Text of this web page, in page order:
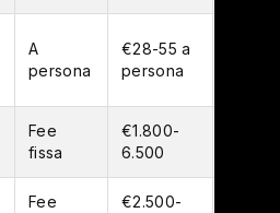
A
persona
€28-55 a
persona
Fee
fissa
€1.800-
6.500
Fee
€2.500-